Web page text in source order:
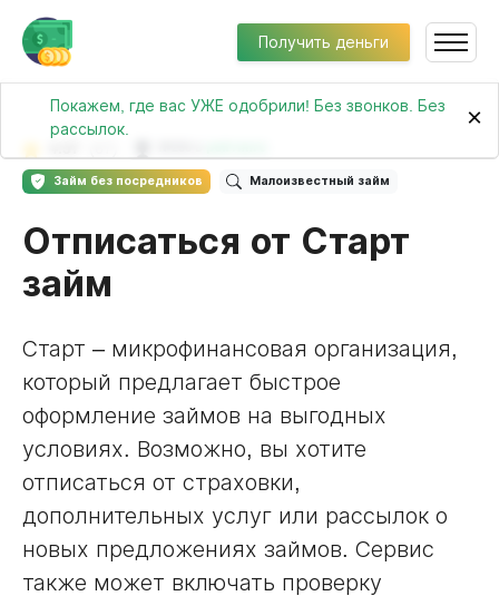
Покажем, где вас УЖЕ одобрили! Без звонков. Без
рассылок.
×
Получить деньги
Займ без посредников Малоизвестный займ
Отписаться от Старт
займ
Старт – микрофинансовая организация,
который предлагает быстрое
оформление займов на выгодных
условиях. Возможно, вы хотите
отписаться от страховки,
дополнительных услуг или рассылок о
новых предложениях займов. Сервис
также может включать проверку